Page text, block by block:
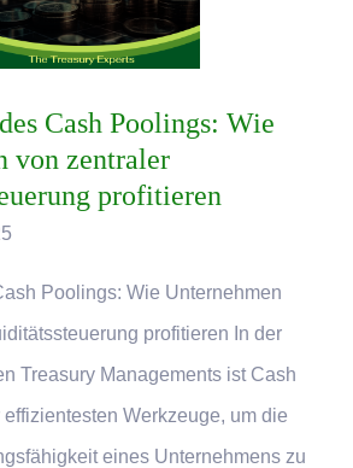
Cash Poolings: Wie
von zentraler
profitieren
Poolings: Wie Unternehmen
profitieren In der
Treasury Managements ist Cash
Werkzeuge, um die
eines Unternehmens zu